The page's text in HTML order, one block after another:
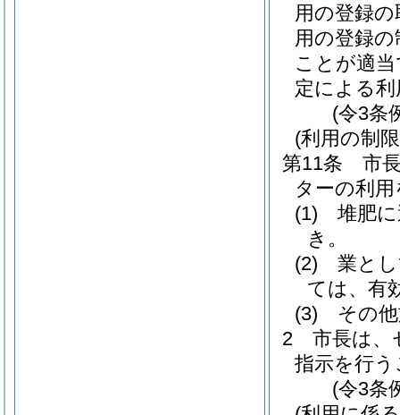
用の登録
用の登録
ことが適
定による
(令3条
(利用の制
第11条
市
ターの利
(1)
堆肥
き。
(2)
業と
ては、有
(3)
その
2
市長は、
指示を行
(令3条